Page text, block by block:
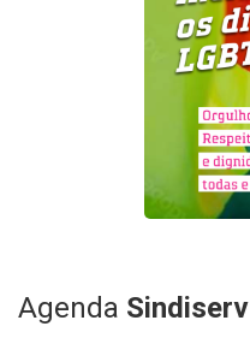
Agenda Sindiserv